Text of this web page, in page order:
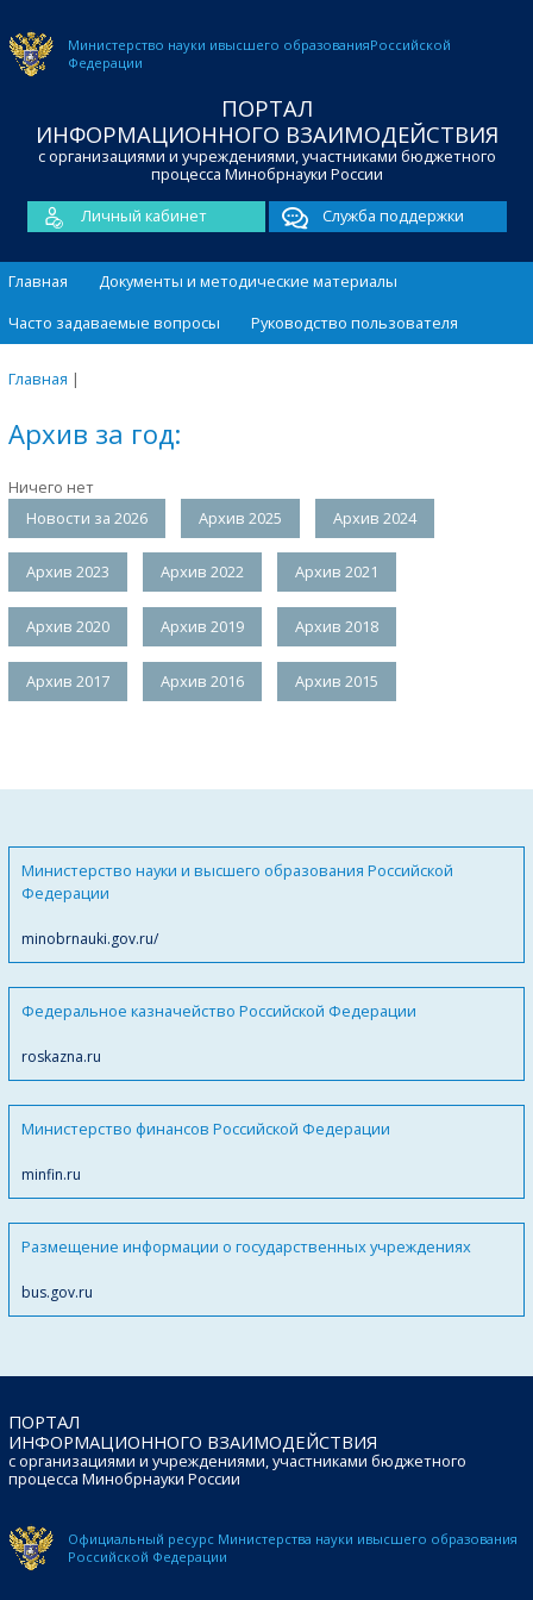
Министерство науки ивысшего образованияРоссийской
Федерации
ПОРТАЛ
ИНФОРМАЦИОННОГО ВЗАИМОДЕЙСТВИЯ
с организациями и учреждениями, участниками бюджетного
процесса Минобрнауки России
Личный кабинет
Служба поддержки
Главная
Документы и методические материалы
Часто задаваемые вопросы
Руководство пользователя
Главная |
Архив за год:
Ничего нет
Новости за 2026
Архив 2025 Архив 2024
Архив 2023 Архив 2022 Архив 2021
Архив 2020 Архив 2019 Архив 2018
Архив 2017 Архив 2016 Архив 2015
Министерство науки и высшего образования Российской
Федерации
minobrnauki.gov.ru/
Федеральное казначейство Российской Федерации
roskazna.ru
Министерство финансов Российской Федерации
minfin.ru
Размещение информации о государственных учреждениях
bus.gov.ru
ПОРТАЛ
ИНФОРМАЦИОННОГО ВЗАИМОДЕЙСТВИЯ
с организациями и учреждениями, участниками бюджетного
процесса Минобрнауки России
Официальный ресурс Министерства науки ивысшего образования
Российской Федерации